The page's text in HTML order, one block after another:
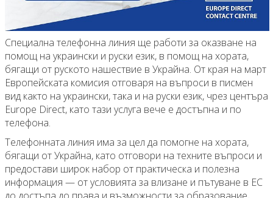
Специална телефонна линия ще работи за оказване на
помощ на украински и руски език, в помощ на хората,
бягащи от руското нашествие в Украйна. От края на март
Европейската комисия отговаря на въпроси в писмен
вид както на украински, така и на руски език, чрез центъра
Europe Direct, като тази услуга вече е достъпна и по
телефона.
Телефонната линия има за цел да помогне на хората,
бягащи от Украйна, като отговори на техните въпроси и
предостави широк набор от практическа и полезна
информация — от условията за влизане и пътуване в ЕС
до достъпа до права и възможности за образование,